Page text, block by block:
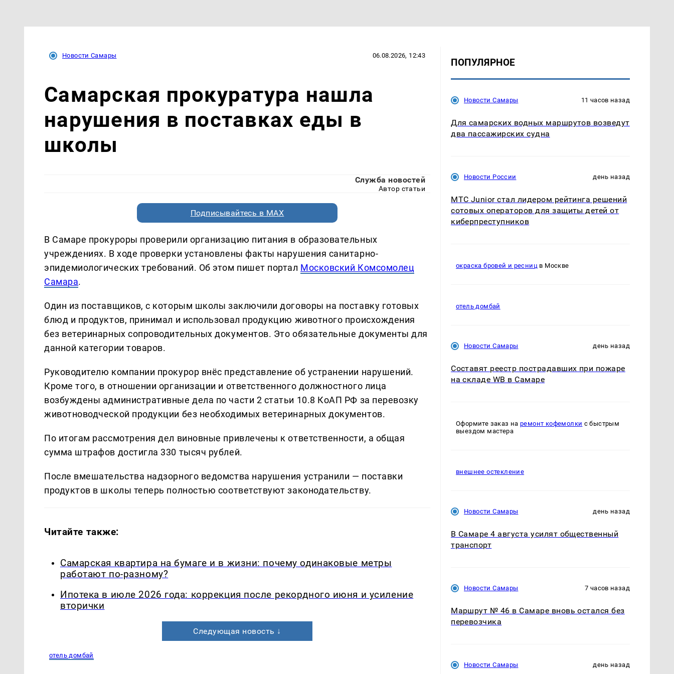
Новости Самары 06.08.2026, 12:43
Самарская прокуратура нашла
нарушения в поставках еды в
школы
Служба новостей
Автор статьи
Подписывайтесь в MAX
В Самаре прокуроры проверили организацию питания в образовательных
учреждениях. В ходе проверки установлены факты нарушения санитарно-
эпидемиологических требований. Об этом пишет портал Московский Комсомолец
Самара.
Один из поставщиков, с которым школы заключили договоры на поставку готовых
блюд и продуктов, принимал и использовал продукцию животного происхождения
без ветеринарных сопроводительных документов. Это обязательные документы для
данной категории товаров.
Руководителю компании прокурор внёс представление об устранении нарушений.
Кроме того, в отношении организации и ответственного должностного лица
возбуждены административные дела по части 2 статьи 10.8 КоАП РФ за перевозку
животноводческой продукции без необходимых ветеринарных документов.
По итогам рассмотрения дел виновные привлечены к ответственности, а общая
сумма штрафов достигла 330 тысяч рублей.
После вмешательства надзорного ведомства нарушения устранили — поставки
продуктов в школы теперь полностью соответствуют законодательству.
Читайте также:
Самарская квартира на бумаге и в жизни: почему одинаковые метры
работают по-разному?
Ипотека в июле 2026 года: коррекция после рекордного июня и усиление
вторички
Следующая новость ↓
отель домбай
ПОПУЛЯРНОЕ
Новости Самары 11 часов назад
Для самарских водных маршрутов возведут
два пассажирских судна
Новости России день назад
МТС Junior стал лидером рейтинга решений
сотовых операторов для защиты детей от
киберпреступников
окраска бровей и ресниц в Москве
отель домбай
Новости Самары день назад
Составят реестр пострадавших при пожаре
на складе WB в Самаре
Оформите заказ наремонт кофемолки с быстрым
выездом мастера
внешнее остекление
Новости Самары день назад
В Самаре 4 августа усилят общественный
транспорт
Новости Самары 7 часов назад
Маршрут № 46 в Самаре вновь остался без
перевозчика
Новости Самары день назад